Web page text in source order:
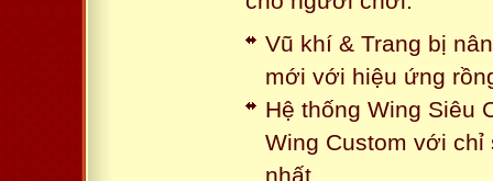
Vũ khí & Trang bị
mới với hiệu ứng
Hệ thống Wing Siêu
Wing Custom với
nhất.